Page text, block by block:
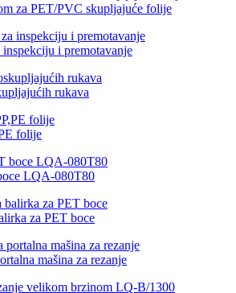
za PET/PVC skupljajuće folije
i premotavanje
rukava
folije
LQA-080T80
za PET boce
mašina za rezanje